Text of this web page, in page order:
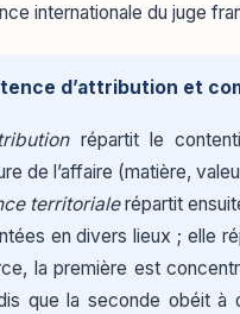
internationale du juge
d’attribution et
répartit le
de l’affaire (matière,
territorialerépartit
en divers lieux ; elle
la première est
que la seconde obéit à